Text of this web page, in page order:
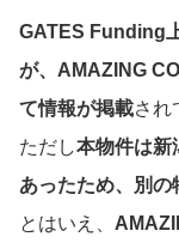
GATES Funding
が、AMAZING
て情報が掲載され
ただし本物件は新
あったため、別の
とはいえ、